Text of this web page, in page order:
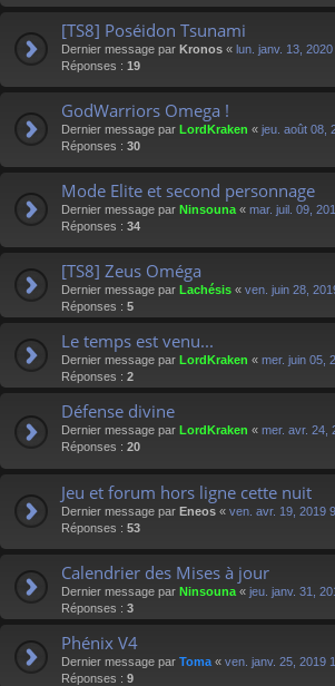
[TS8] Poséidon Tsunami
Dernier message par Kronos « lun. janv. 13,
Réponses : 19
GodWarriors Omega !
Dernier message par LordKraken « jeu. août 08,
Réponses : 30
Mode Elite et second personnage
Dernier message par Ninsouna « mar. juil. 09,
Réponses : 34
[TS8] Zeus Oméga
Dernier message par Lachésis « ven. juin 28,
Réponses : 5
Le temps est venu...
Dernier message par LordKraken « mer. juin 05,
Réponses : 2
Défense divine
Dernier message par LordKraken « mer. avr. 24,
Réponses : 20
Jeu et forum hors ligne cette nuit
Dernier message par Eneos « ven. avr. 19, 2019
Réponses : 53
Calendrier des Mises à jour
Dernier message par Ninsouna « jeu. janv. 31,
Réponses : 3
Phénix V4
Dernier message par Toma « ven. janv. 25, 2019
Réponses : 9